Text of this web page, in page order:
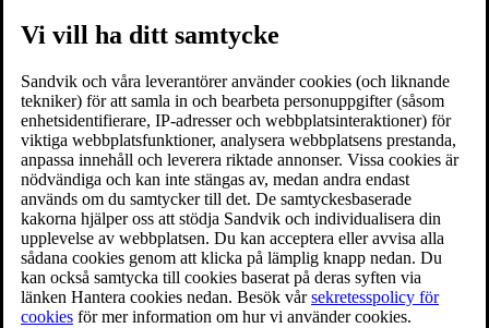
Vi vill ha ditt samtycke
Sandvik och våra leverantörer använder cookies (och liknande
tekniker) för att samla in och bearbeta personuppgifter (såsom
enhetsidentifierare, IP-adresser och webbplatsinteraktioner) för
viktiga webbplatsfunktioner, analysera webbplatsens prestanda,
anpassa innehåll och leverera riktade annonser. Vissa cookies är
nödvändiga och kan inte stängas av, medan andra endast
används om du samtycker till det. De samtyckesbaserade
kakorna hjälper oss att stödja Sandvik och individualisera din
upplevelse av webbplatsen. Du kan acceptera eller avvisa alla
sådana cookies genom att klicka på lämplig knapp nedan. Du
kan också samtycka till cookies baserat på deras syften via
länken Hantera cookies nedan. Besök vårsekretesspolicy för
cookies för mer information om hur vi använder cookies.